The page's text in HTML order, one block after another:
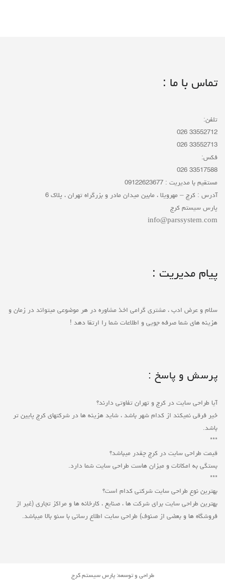
تماس با ما :
تلفن:
33552712 026
33552713 026
فکس:
33517588 026
مستقیم با مدیریت : 09122623677
آدرس : کرج – مهرویلا ، مابین میدان مادر و بزرگراه تهران ، پلاک 6
پارس سیستم کرج
info@parssystem.com
پیام مدیریت :
سلام و عرض ادب ، مشتری گرامی اخذ مشاوره در هر موضوعی میتواند در زمان و
هزینه های شما صرفه جویی و اطلاعات شما را ارتقا دهد !
پرسش و پاسخ :
آیا طراحی سایت در کرج و تهران تفاوتی دارند؟
خیر فرقی نمیکند از کدام شهر باشد ، شاید هزینه ها در شرکتهای کرج پایین تر
باشد.
***
قیمت طراحی سایت در کرج چقدر میباشد؟
بستگی به امکانات و میزان هاست طراحی سایت شما دارد.
***
بهترین نوع طراحی سایت شرکتی کدام است؟
بهترین طراحی سایت برای شرکت ها ، صنایع ، کارخانه ها و مراکز تجاری (غیر از
فروشگاه ها و بعضی از صنوف) طراحی سایت اطلاع رسانی با سئو بالا میباشد.
طراحی و توسعه: پارس سیستم کرج